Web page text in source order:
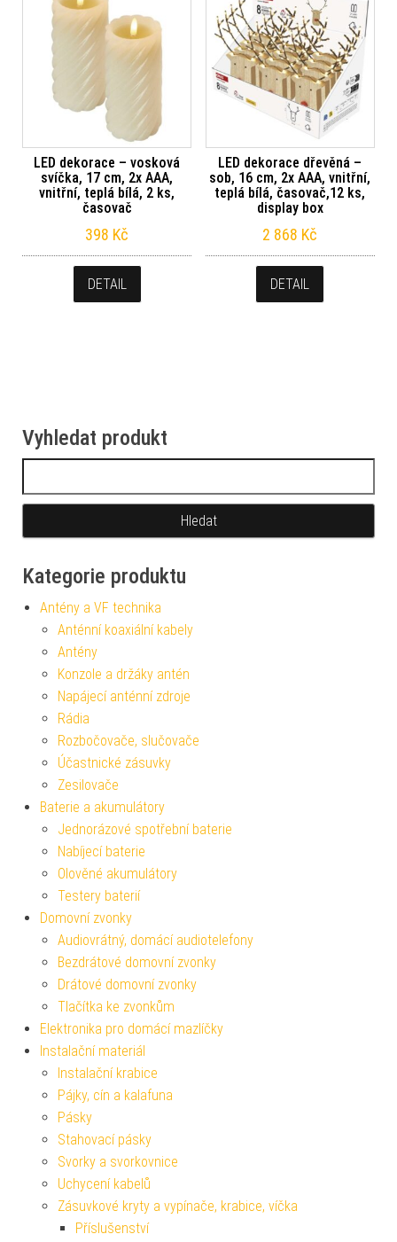
LED dekorace – vosková
svíčka, 17 cm, 2x AAA,
vnitřní, teplá bílá, 2 ks,
časovač
398 Kč
DETAIL
LED dekorace dřevěná –
sob, 16 cm, 2x AAA, vnitřní,
teplá bílá, časovač,12 ks,
display box
2 868 Kč
DETAIL
Vyhledat produkt
Kategorie produktu
Antény a VF technika
Anténní koaxiální kabely
Antény
Konzole a držáky antén
Napájecí anténní zdroje
Rádia
Rozbočovače, slučovače
Účastnické zásuvky
Zesilovače
Baterie a akumulátory
Jednorázové spotřební baterie
Nabíjecí baterie
Olověné akumulátory
Testery baterií
Domovní zvonky
Audiovrátný, domácí audiotelefony
Bezdrátové domovní zvonky
Drátové domovní zvonky
Tlačítka ke zvonkům
Elektronika pro domácí mazlíčky
Instalační materiál
Instalační krabice
Pájky, cín a kalafuna
Pásky
Stahovací pásky
Svorky a svorkovnice
Uchycení kabelů
Zásuvkové kryty a vypínače, krabice, víčka
Příslušenství